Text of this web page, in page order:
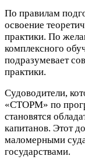
По правилам
освоение
практики. По
комплексного
подразумевает
практики.
Судоводители,
«СТОРМ» по
становятся
капитанов. Этот
маломерными
государствами.